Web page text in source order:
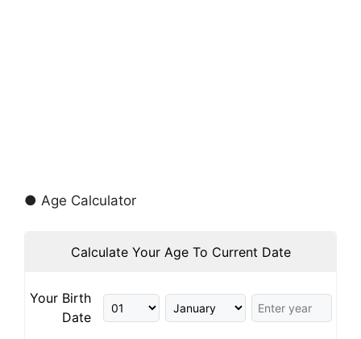
● Age Calculator
Calculate Your Age To Current Date
Your Birth
Date